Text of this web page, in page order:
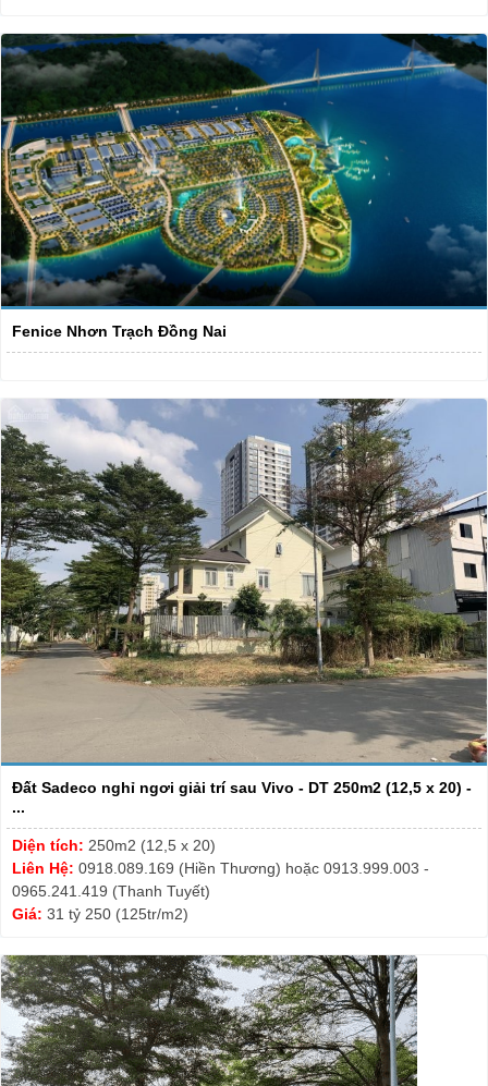
Fenice Nhơn Trạch Đồng Nai
Đất Sadeco nghỉ ngơi giải trí sau Vivo - DT 250m2 (12,5 x 20) -
...
Diện tích: 250m2 (12,5 x 20)
Liên Hệ: 0918.089.169 (Hiền Thương) hoặc 0913.999.003 -
0965.241.419 (Thanh Tuyết)
Giá: 31 tỷ 250 (125tr/m2)